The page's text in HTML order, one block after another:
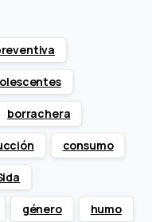
borrachera
consumo
género humo